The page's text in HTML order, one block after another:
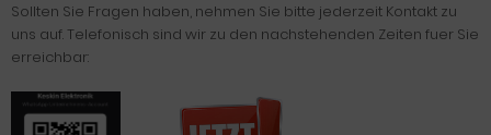
Sollten Sie Fragen haben, nehmen Sie bitte jederzeit Kontakt zu
uns auf. Telefonisch sind wir zu den nachstehenden Zeiten fuer Sie
erreichbar: